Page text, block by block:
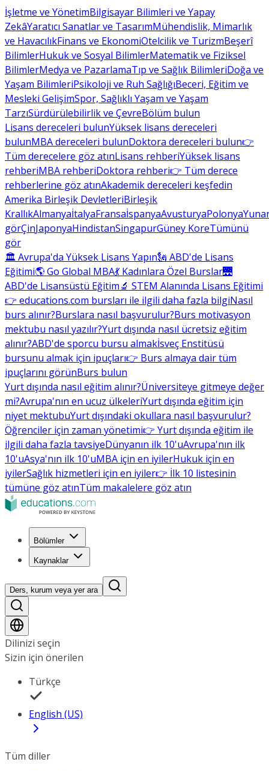
İşletme ve YönetimBilgisayar Bilimleri ve Yapay
ZekâYaratıcı Sanatlar ve TasarımMühendislik, Mimarlık
ve HavacılıkFinans ve EkonomiOtelcilik ve TurizmBeşerî
BilimlerHukuk ve Sosyal BilimlerMatematik ve Fiziksel
BilimlerMedya ve PazarlamaTıp ve Sağlık BilimleriDoğa ve
Yaşam BilimleriPsikoloji ve Ruh SağlığıBeceri, Eğitim ve
Mesleki GelişimSpor, Sağlıklı Yaşam ve Yaşam
TarzıSürdürülebilirlik ve ÇevreBölüm bulun
Lisans dereceleri bulunYüksek lisans dereceleri
bulunMBA dereceleri bulunDoktora dereceleri bulun👉
Tüm derecelere göz atınLisans rehberiYüksek lisans
rehberiMBA rehberiDoktora rehberi👉 Tüm derece
rehberlerine göz atınAkademik dereceleri keşfedin
Amerika Birleşik DevletleriBirleşik
KrallıkAlmanyaİtalyaFransaİspanyaAvusturyaPolonya
görÇinJaponyaHindistanSingapurGüney KoreTümünü
gör
🏛 Avrupa'da Yüksek Lisans Yapın🗽 ABD'de Lisans
Eğitimi🌎 Go Global MBA💃 Kadınlara Özel Burslar🌉
ABD'de Lisansüstü Eğitim🔬 STEM Alanında Lisans Eğitimi
👉 educations.com bursları ile ilgili daha fazla bilgiNasıl
burs alınır?Burslara nasıl başvurulur?Burs motivasyon
mektubu nasıl yazılır?Yurt dışında nasıl ücretsiz eğitim
alınır?ABD'de sporcu bursu almakİsveç Enstitüsü
bursunu almak için ipuçları👉 Burs almaya dair tüm
ipuçlarını görünBurs bulun
Yurt dışında nasıl eğitim alınır?Üniversiteye gitmeye değer
mi?Avrupa'nın en ucuz ülkeleriYurt dışında eğitim için
niyet mektubuYurt dışındaki okullara nasıl başvurulur?
Öğrenciler için zaman yönetimi👉 Yurt dışında eğitim ile
ilgili daha fazla tavsiyeDünyanın ilk 10'uAvrupa'nın ilk
10'uAsya'nın ilk 10'uMBA için en iyilerHukuk için en
iyilerSağlık hizmetleri için en iyiler👉 İlk 10 listesinin
tümüne göz atınTüm makalelere göz atın
Bölümler
Kaynaklar
Ders, kurum veya yer ara
Dilinizi seçin
Sizin için önerilen
Türkçe
English (US)
Tüm diller